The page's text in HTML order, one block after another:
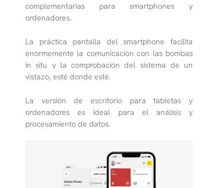
complementarias para smartphones y
ordenadores.
La práctica pantalla del smartphone facilita
enormemente la comunicación con las bombas
in situ y la comprobación del sistema de un
vistazo, esté donde esté.
La versión de escritorio para tabletas y
ordenadores es ideal para el análisis y
procesamiento de datos.